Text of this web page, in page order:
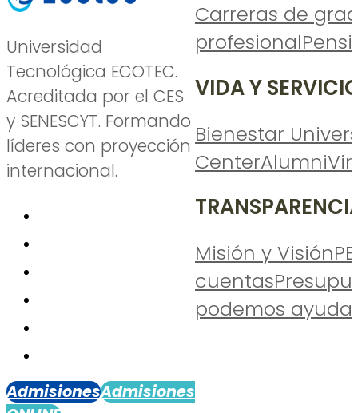
Universidad
Tecnológica ECOTEC.
Acreditada por el CES
y SENESCYT. Formando
líderes con proyección
internacional.
AdmisionesAdmisiones
Carreras de
profesional
VIDA Y
Bienestar
CenterAlumni
Misión y Visión
cuentas
podemos